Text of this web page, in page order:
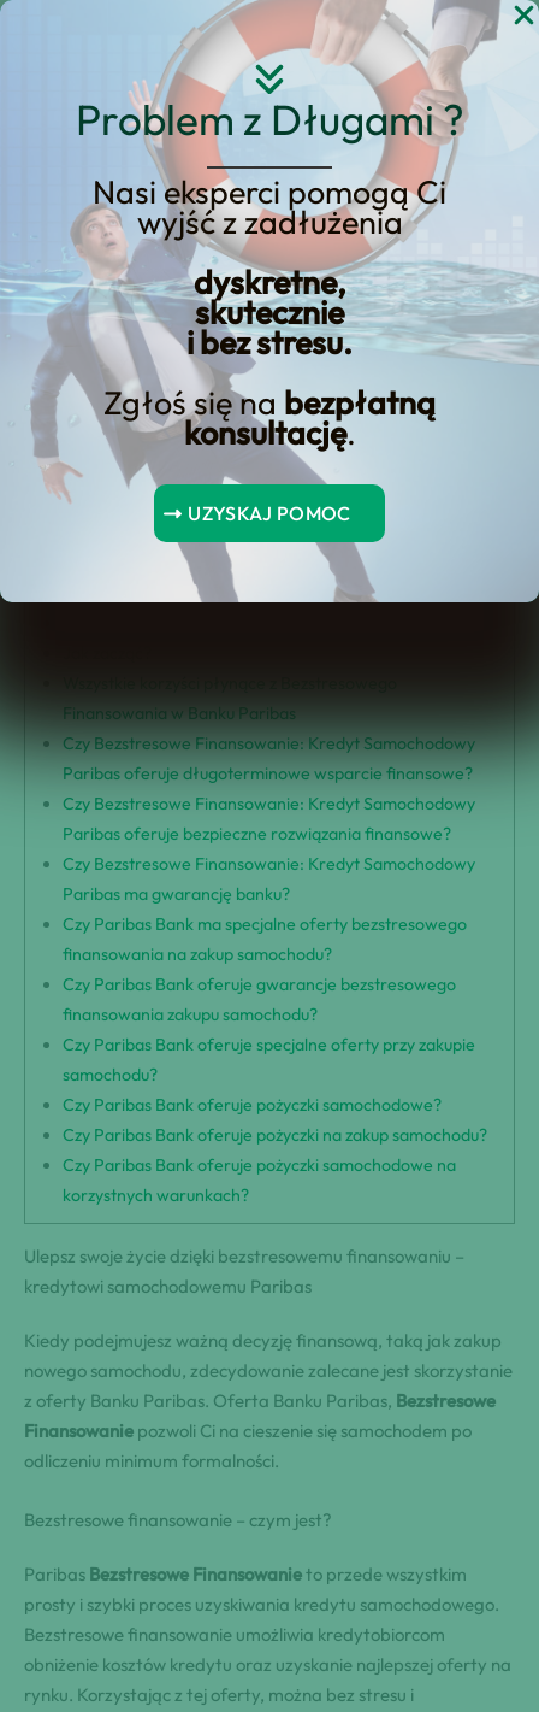
Problem z Długami ?
Nasi eksperci pomogą Ci
wyjść z zadłużenia
dyskretne,
skutecznie
i bez stresu.
Zgłoś się na bezpłatną
konsultację.
UZYSKAJ POMOC
Przejdź
Bezstresowa
Finansowanie: Kredyt
Samochodowy Paribas
Spis Treści
Ulepsz swoje życie dzięki bezstresowemu finansowaniu –
kredytowi samochodowemu Paribas
Bezstresowe finansowanie – czym jest?
Finansowania w Banku Paribas
Czy Bezstresowe Finansowanie: Kredyt Samochodowy
Paribas oferuje długoterminowe wsparcie finansowe?
Czy Bezstresowe Finansowanie: Kredyt Samochodowy
Paribas oferuje bezpieczne rozwiązania finansowe?
Czy Bezstresowe Finansowanie: Kredyt Samochodowy
Paribas ma gwarancję banku?
Czy Paribas Bank ma specjalne oferty bezstresowego
finansowania na zakup samochodu?
Czy Paribas Bank oferuje gwarancje bezstresowego
finansowania zakupu samochodu?
Czy Paribas Bank oferuje specjalne oferty przy zakupie
samochodu?
Czy Paribas Bank oferuje pożyczki samochodowe?
Czy Paribas Bank oferuje pożyczki na zakup samochodu?
Czy Paribas Bank oferuje pożyczki samochodowe na
korzystnych warunkach?
Ulepsz swoje życie dzięki bezstresowemu finansowaniu –
kredytowi samochodowemu Paribas
Kiedy podejmujesz ważną decyzję finansową, taką jak zakup
nowego samochodu, zdecydowanie zalecane jest skorzystanie
z oferty Banku Paribas. Oferta Banku Paribas, Bezstresowe
Finansowanie pozwoli Ci na cieszenie się samochodem po
odliczeniu minimum formalności.
Bezstresowe finansowanie – czym jest?
Paribas Bezstresowe Finansowanieto przede wszystkim
prosty i szybki proces uzyskiwania kredytu samochodowego.
Bezstresowe finansowanie umożliwia kredytobiorcom
obniżenie kosztów kredytu oraz uzyskanie najlepszej oferty na
rynku. Korzystając z tej oferty, można bez stresu i